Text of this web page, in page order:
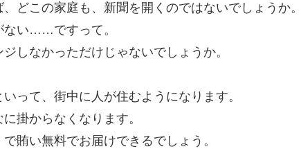
どこの家庭も、新聞を開くのではないでしょうか。
ない……ですって。
しなかっただけじゃないでしょうか。
って、街中に人が住むようになります。
掛からなくなります。
賄い無料でお届けできるでしょう。